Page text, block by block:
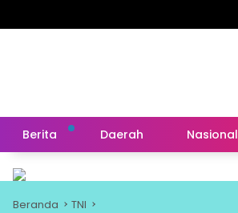
Berita Daerah Nasional
Beranda TNI